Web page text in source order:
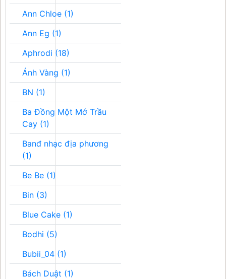
Ann Chloe (1)
Ann Eg (1)
Aphrodi (18)
Ánh Vàng (1)
BN (1)
Ba Đồng Một Mớ Trầu
Cay (1)
Banđ nhạc địa phương
(1)
Be Be (1)
Bin (3)
Blue Cake (1)
Bodhi (5)
Bubii_04 (1)
Bách Duật (1)